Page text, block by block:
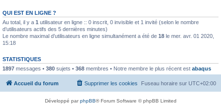
QUI EST EN LIGNE ?
Au total, il y a 1 utilisateur en ligne :: 0 inscrit, 0 invisible et 1 invité (selon le nombre
d’utilisateurs actifs des 5 dernières minutes)
Le nombre maximal d’utilisateurs en ligne simultanément a été de 18 le mer. avr. 01 2020,
15:18
STATISTIQUES
1897 messages • 380 sujets • 368 membres • Notre membre le plus récent est abaqus
Accueil du forum Fuseau horaire sur UTC+02:00
Supprimer les cookies
Développé parphpBB® Forum Software © phpBB Limited